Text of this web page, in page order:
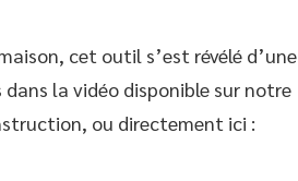
cet outil s’est révélé d’une
la vidéo disponible sur notre
ou directement ici :